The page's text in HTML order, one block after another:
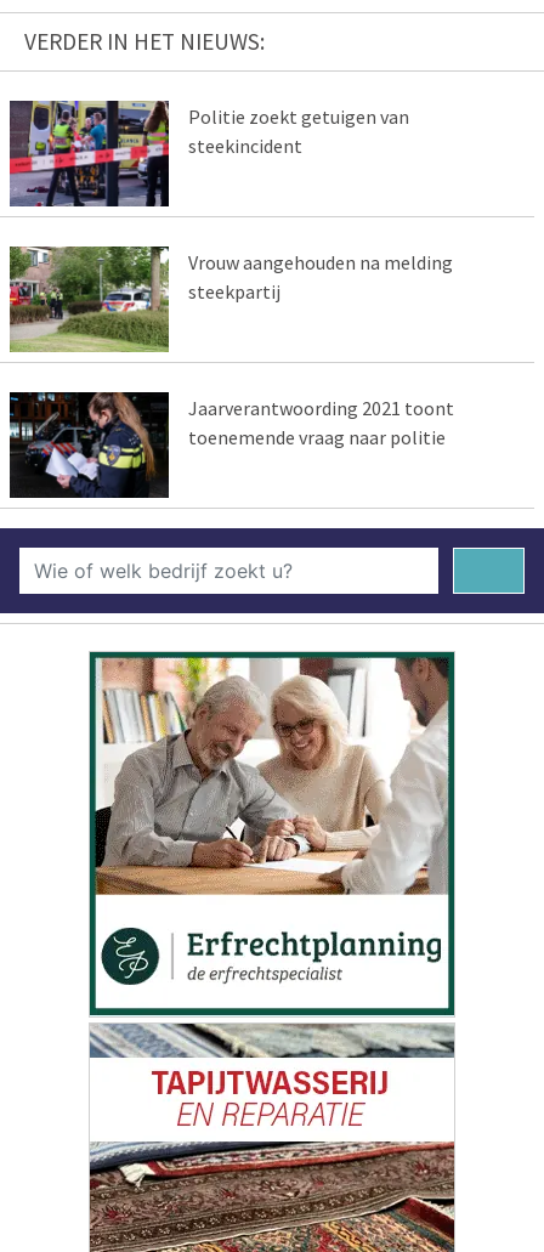
VERDER IN HET NIEUWS:
Politie zoekt getuigen van
steekincident
Vrouw aangehouden na melding
steekpartij
Jaarverantwoording 2021 toont
toenemende vraag naar politie